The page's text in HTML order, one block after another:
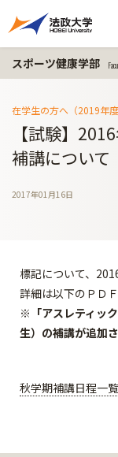
スポーツ健康学部
在学生の方へ（2019年度
【試験】
補講について
2017年01月16日
標記について、
詳細は以下のＰＤ
※「アスレティッ
生）の補講が追加さ
秋学期補講日程一